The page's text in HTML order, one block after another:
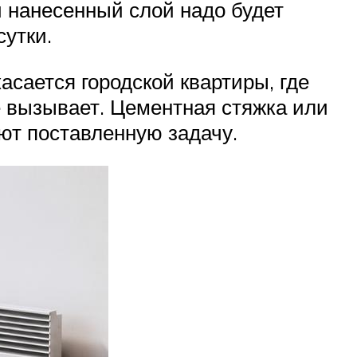
слой надо будет
городской квартиры, где
Цементная стяжка или
поставленную задачу.